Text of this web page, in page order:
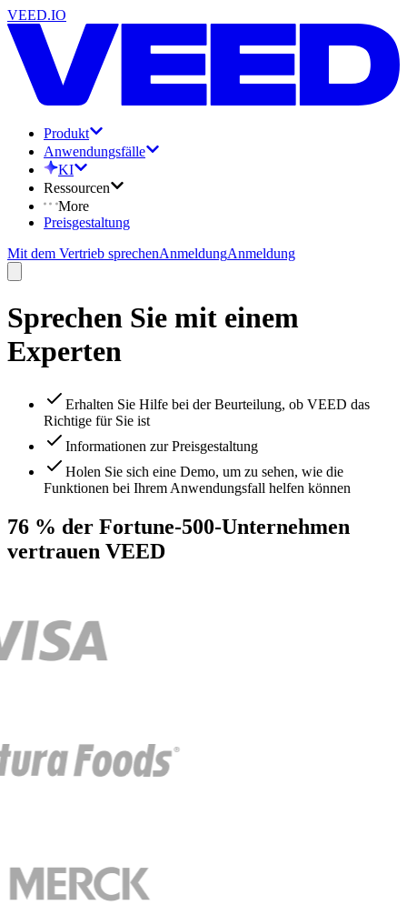
VEED.IO
Produkt
Anwendungsfälle
KI
Ressourcen
More
Preisgestaltung
Mit dem Vertrieb sprechenAnmeldungAnmeldung
Sprechen Sie mit einem
Experten
Erhalten Sie Hilfe bei der Beurteilung, ob VEED das
Richtige für Sie ist
Informationen zur Preisgestaltung
Holen Sie sich eine Demo, um zu sehen, wie die
Funktionen bei Ihrem Anwendungsfall helfen können
76 % der Fortune-500-Unternehmen
vertrauen VEED